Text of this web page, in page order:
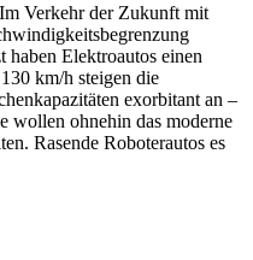
Verkehr der Zukunft mit
haben Elektroautos einen
km/h steigen die
exorbitant an –
wollen ohnehin das moderne
Rasende Roboterautos es